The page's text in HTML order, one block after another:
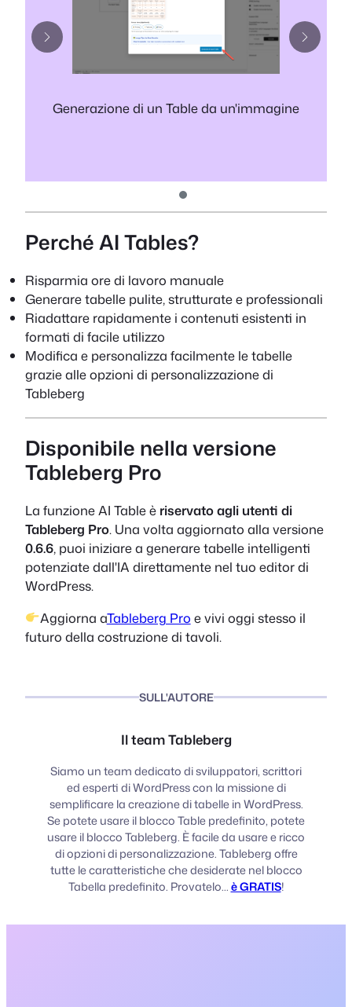
Generazione di un Table da un'immagine
Perché AI Tables?
Risparmia ore di lavoro manuale
Generare tabelle pulite, strutturate e professionali
Riadattare rapidamente i contenuti esistenti in
formati di facile utilizzo
Modifica e personalizza facilmente le tabelle
grazie alle opzioni di personalizzazione di
Tableberg
Disponibile nella versione
Tableberg Pro
La funzione AI Table è riservato agli utenti di
Tableberg Pro. Una volta aggiornato alla versione
0.6.6, puoi iniziare a generare tabelle intelligenti
potenziate dall'IA direttamente nel tuo editor di
WordPress.
Aggiorna aTableberg Pro e vivi oggi stesso il
futuro della costruzione di tavoli.
SULL'AUTORE
Il team Tableberg
Siamo un team dedicato di sviluppatori, scrittori
ed esperti di WordPress con la missione di
semplificare la creazione di tabelle in WordPress.
Se potete usare il blocco Table predefinito, potete
usare il blocco Tableberg. È facile da usare e ricco
di opzioni di personalizzazione. Tableberg offre
tutte le caratteristiche che desiderate nel blocco
Tabella predefinito. Provatelo...è GRATIS!